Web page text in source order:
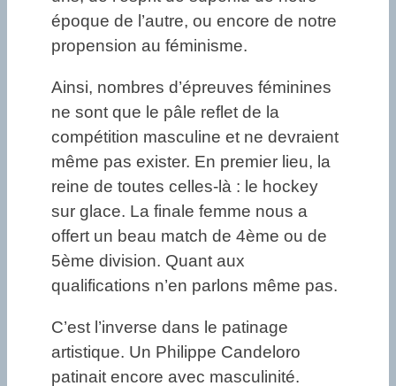
époque de l’autre, ou encore de notre
propension au féminisme.
Ainsi, nombres d’épreuves féminines
ne sont que le pâle reflet de la
compétition masculine et ne devraient
même pas exister. En premier lieu, la
reine de toutes celles-là : le hockey
sur glace. La finale femme nous a
offert un beau match de 4ème ou de
5ème division. Quant aux
qualifications n’en parlons même pas.
C’est l’inverse dans le patinage
artistique. Un Philippe Candeloro
patinait encore avec masculinité.